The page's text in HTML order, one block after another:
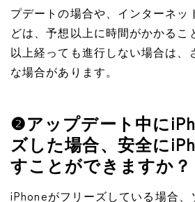
プデートの場合や、インターネッ
どは、予想以上に時間がかかるこ
以上経っても進行しない場合は、
な場合があります。
❷アップデート中に
ズした場合、安全に
すことができますか？
iPhoneがフリーズしている場合、